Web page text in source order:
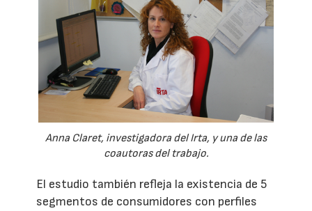
Anna Claret, investigadora del Irta, y una de las
coautoras del trabajo.
El estudio también refleja la existencia de 5
segmentos de consumidores con perfiles